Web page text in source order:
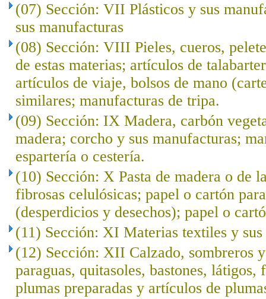
(07) Sección: VII Plásticos y sus
sus manufacturas
(08) Sección: VIII Pieles, cueros,
de estas materias; artículos de
artículos de viaje, bolsos de mano
similares; manufacturas de tripa.
(09) Sección: IX Madera, carbón
madera; corcho y sus manufacturas;
espartería o cestería.
(10) Sección: X Pasta de madera o de
fibrosas celulósicas; papel o cartón
(desperdicios y desechos); papel o
(11) Sección: XI Materias textiles y sus
(12) Sección: XII Calzado, sombreros
paraguas, quitasoles, bastones, látigos,
plumas preparadas y artículos de